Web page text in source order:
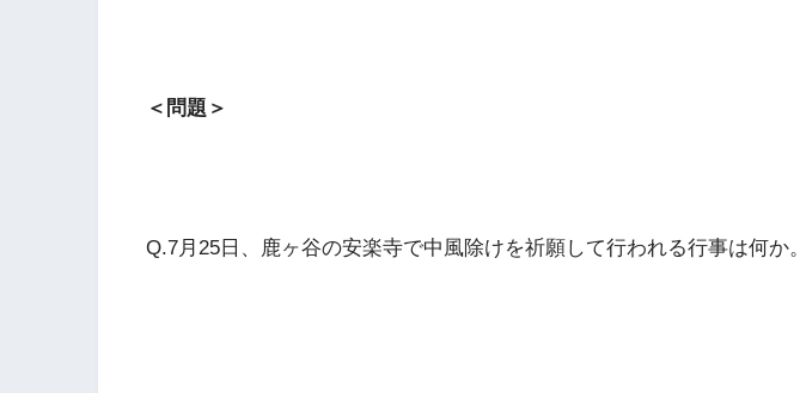
＜問題＞
Q.7月25日、鹿ヶ谷の安楽寺で中風除けを祈願して行われる行事は何か。